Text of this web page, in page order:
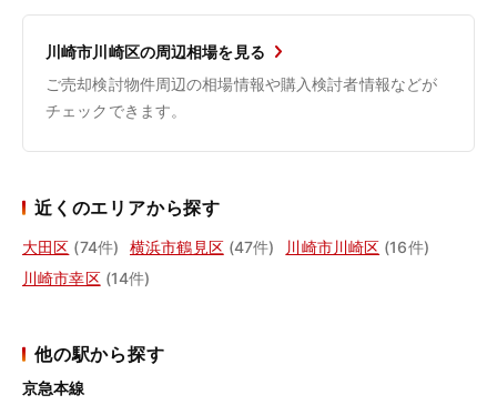
川崎市川崎区の周辺相場を見る
ご売却検討物件周辺の相場情報や購入検討者情報などが
チェックできます。
近くのエリアから探す
大田区 (74件) 横浜市鶴見区 (47件) 川崎市川崎区 (16件)
川崎市幸区 (14件)
他の駅から探す
京急本線